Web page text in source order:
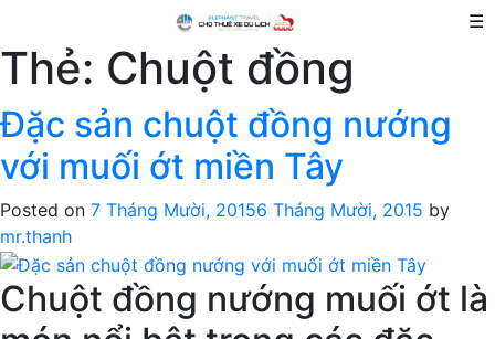
☰
Thẻ: Chuột đồng
Đặc sản chuột đồng nướng
với muối ớt miền Tây
Posted on 7 Tháng Mười, 20156 Tháng Mười, 2015 by
mr.thanh
Chuột đồng nướng muối ớt là